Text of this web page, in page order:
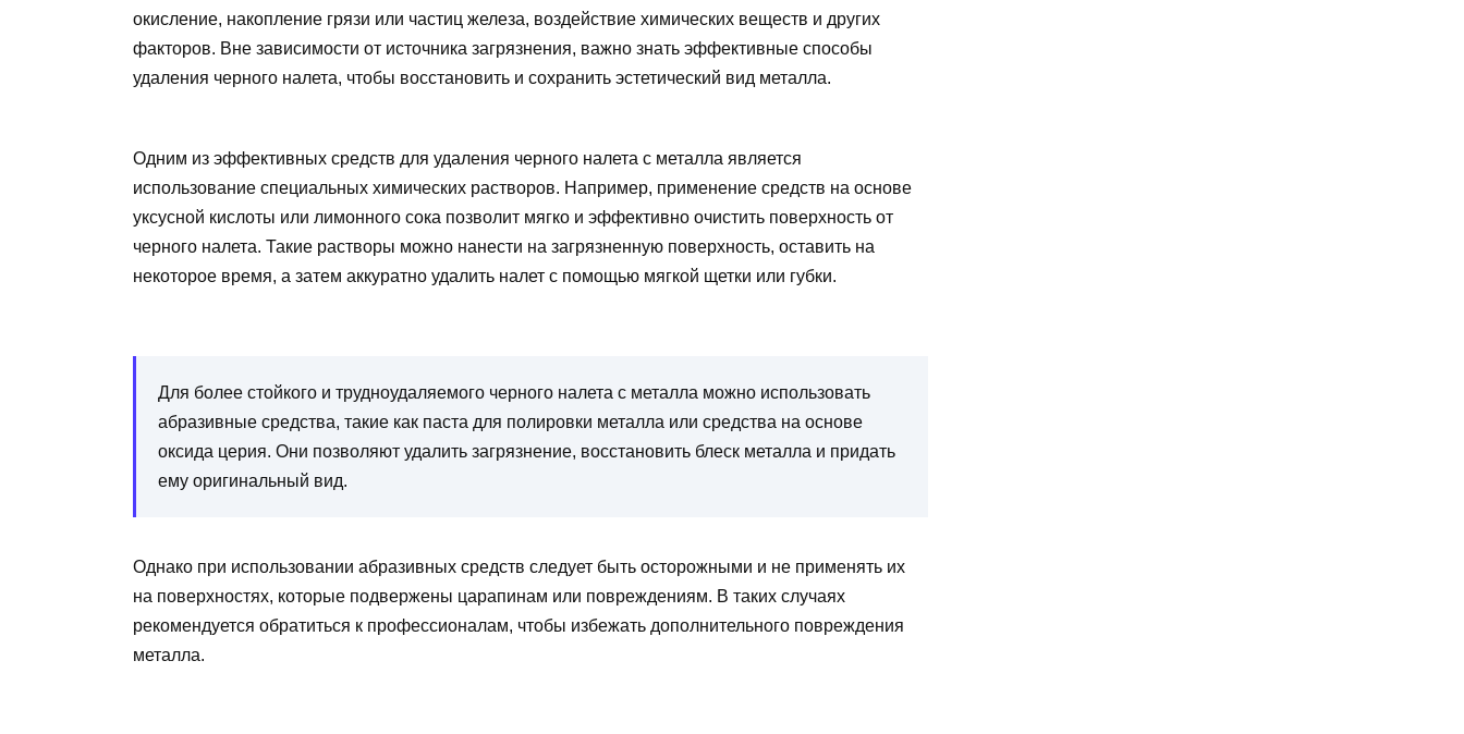
окисление, накопление грязи или частиц железа, воздействие химических веществ и других
факторов. Вне зависимости от источника загрязнения, важно знать эффективные способы
удаления черного налета, чтобы восстановить и сохранить эстетический вид металла.
Одним из эффективных средств для удаления черного налета с металла является
использование специальных химических растворов. Например, применение средств на основе
уксусной кислоты или лимонного сока позволит мягко и эффективно очистить поверхность от
черного налета. Такие растворы можно нанести на загрязненную поверхность, оставить на
некоторое время, а затем аккуратно удалить налет с помощью мягкой щетки или губки.
Для более стойкого и трудноудаляемого черного налета с металла можно использовать
абразивные средства, такие как паста для полировки металла или средства на основе
оксида церия. Они позволяют удалить загрязнение, восстановить блеск металла и придать
ему оригинальный вид.
Однако при использовании абразивных средств следует быть осторожными и не применять их
на поверхностях, которые подвержены царапинам или повреждениям. В таких случаях
рекомендуется обратиться к профессионалам, чтобы избежать дополнительного повреждения
металла.